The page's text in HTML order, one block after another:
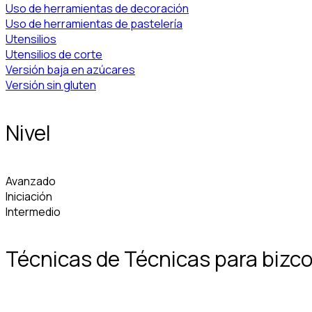
Uso de herramientas de decoración
Uso de herramientas de pastelería
Utensilios
Utensilios de corte
Versión baja en azúcares
Versión sin gluten
Nivel
Avanzado
Iniciación
Intermedio
Técnicas de Técnicas para